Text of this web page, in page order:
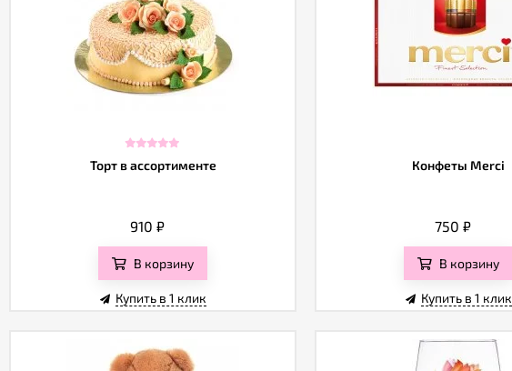
Торт в ассортименте
910 ₽
В корзину
Купить в 1 клик
Конфеты Merci
750 ₽
В корзину
Купить в 1 клик